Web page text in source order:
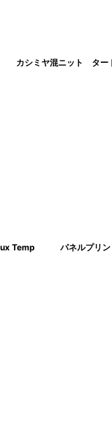
カシミヤ混ニット
Temp パネルプ